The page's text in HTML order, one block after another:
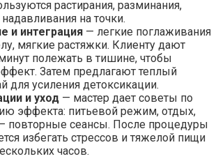
растирания, разминания,
на точки.
и интеграция — легкие поглаживания
мягкие растяжки. Клиенту дают
полежать в тишине, чтобы
Затем предлагают теплый
для усиления детоксикации.
и уход — мастер дает советы по
эффекта: питьевой режим, отдых,
повторные сеансы. После процедуры
избегать стрессов и тяжелой пищи
часов.